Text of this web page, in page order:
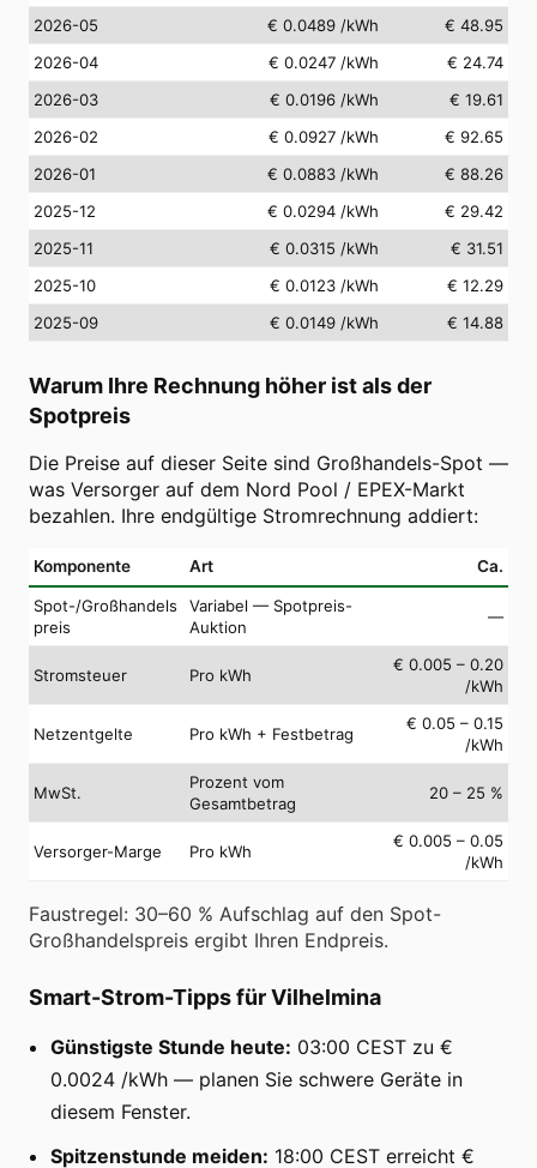
2026-05
€ 0.0489 /kWh
€ 48.95
2026-04
€ 0.0247 /kWh
€ 24.74
2026-03
€ 0.0196 /kWh
€ 19.61
2026-02
€ 0.0927 /kWh
€ 92.65
2026-01
€ 0.0883 /kWh
€ 88.26
2025-12
€ 0.0294 /kWh
€ 29.42
2025-11
€ 0.0315 /kWh
€ 31.51
2025-10
€ 0.0123 /kWh
€ 12.29
2025-09
€ 0.0149 /kWh € 14.88
Warum Ihre Rechnung höher ist als der
Spotpreis
Die Preise auf dieser Seite sind Großhandels-Spot —
was Versorger auf dem Nord Pool / EPEX-Markt
bezahlen. Ihre endgültige Stromrechnung addiert:
Komponente Art Ca.
Spot-/Großhandels
preis
Variabel — Spotpreis-
Auktion
—
Stromsteuer Pro kWh
€ 0.005 – 0.20
/kWh
Netzentgelte Pro kWh + Festbetrag
€ 0.05 – 0.15
/kWh
MwSt.
Prozent vom
Gesamtbetrag
20 – 25 %
Versorger-Marge Pro kWh
€ 0.005 – 0.05
/kWh
Faustregel: 30–60 % Aufschlag auf den Spot-
Großhandelspreis ergibt Ihren Endpreis.
Smart-Strom-Tipps für Vilhelmina
Günstigste Stunde heute: 03:00 CEST zu €
0.0024 /kWh — planen Sie schwere Geräte in
diesem Fenster.
Spitzenstunde meiden: 18:00 CEST erreicht €